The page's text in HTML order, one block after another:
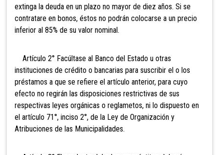
extinga la deuda en un plazo no mayor de diez años. Si se
contratare en bonos, éstos no podrán colocarse a un precio
inferior al 85% de su valor nominal.
Artículo 2° Facúltase al Banco del Estado u otras
instituciones de crédito o bancarias para suscribir el o los
préstamos a que se refiere el artículo anterior, para cuyo
efecto no regirán las disposiciones restrictivas de sus
respectivas leyes orgánicas o reglametos, ni lo dispuesto en
el artículo 71°, inciso 2°, de la Ley de Organización y
Atribuciones de las Municipalidades.